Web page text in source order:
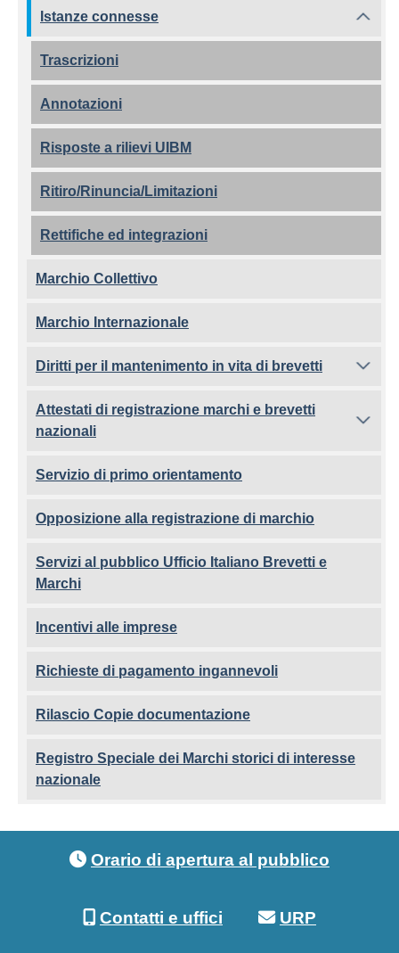
Istanze connesse
Trascrizioni
Annotazioni
Risposte a rilievi UIBM
Ritiro/Rinuncia/Limitazioni
Rettifiche ed integrazioni
Marchio Collettivo
Marchio Internazionale
Diritti per il mantenimento in vita di brevetti
Attestati di registrazione marchi e brevetti
nazionali
Servizio di primo orientamento
Opposizione alla registrazione di marchio
Servizi al pubblico Ufficio Italiano Brevetti e
Marchi
Incentivi alle imprese
Richieste di pagamento ingannevoli
Rilascio Copie documentazione
Registro Speciale dei Marchi storici di interesse
nazionale
Orario di apertura al pubblico
Contatti e uffici URP